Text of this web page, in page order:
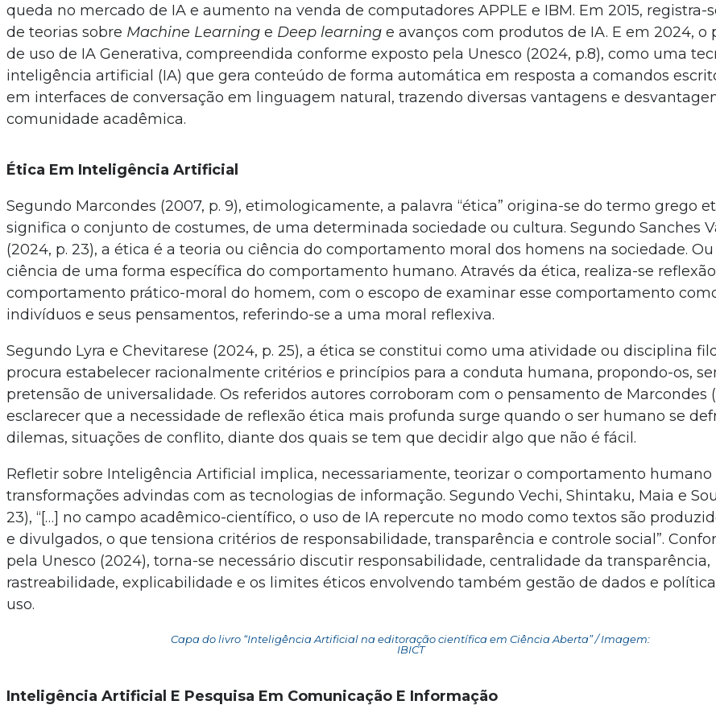
queda no mercado de IA e aumento na venda de computadores APPLE e IBM. Em 2015, registra-
de teorias sobre Machine Learning e Deep learning e avanços com produtos de IA. E em 2024, o
de uso de IA Generativa, compreendida conforme exposto pela Unesco (2024, p.8), como uma
inteligência artificial (IA) que gera conteúdo de forma automática em resposta a comandos
em interfaces de conversação em linguagem natural, trazendo diversas vantagens e
comunidade acadêmica.
Ética Em Inteligência Artificial
Segundo Marcondes (2007, p. 9), etimologicamente, a palavra “ética” origina-se do termo grego
significa o conjunto de costumes, de uma determinada sociedade ou cultura. Segundo Sanches
(2024, p. 23), a ética é a teoria ou ciência do comportamento moral dos homens na sociedade. Ou
ciência de uma forma específica do comportamento humano. Através da ética, realiza-se
comportamento prático-moral do homem, com o escopo de examinar esse comportamento
indivíduos e seus pensamentos, referindo-se a uma moral reflexiva.
Segundo Lyra e Chevitarese (2024, p. 25), a ética se constitui como uma atividade ou disciplina
procura estabelecer racionalmente critérios e princípios para a conduta humana, propondo-os,
pretensão de universalidade. Os referidos autores corroboram com o pensamento de Marcondes
esclarecer que a necessidade de reflexão ética mais profunda surge quando o ser humano se
dilemas, situações de conflito, diante dos quais se tem que decidir algo que não é fácil.
Refletir sobre Inteligência Artificial implica, necessariamente, teorizar o comportamento humano
transformações advindas com as tecnologias de informação. Segundo Vechi, Shintaku, Maia e
23), “[…] no campo acadêmico-científico, o uso de IA repercute no modo como textos são
e divulgados, o que tensiona critérios de responsabilidade, transparência e controle social”.
pela Unesco (2024), torna-se necessário discutir responsabilidade, centralidade da transparência,
rastreabilidade, explicabilidade e os limites éticos envolvendo também gestão de dados e
uso.
Capa do livro “Inteligência Artificial na editoração científica em Ciência Aberta” / Imagem:
IBICT
Inteligência Artificial E Pesquisa Em Comunicação E Informação